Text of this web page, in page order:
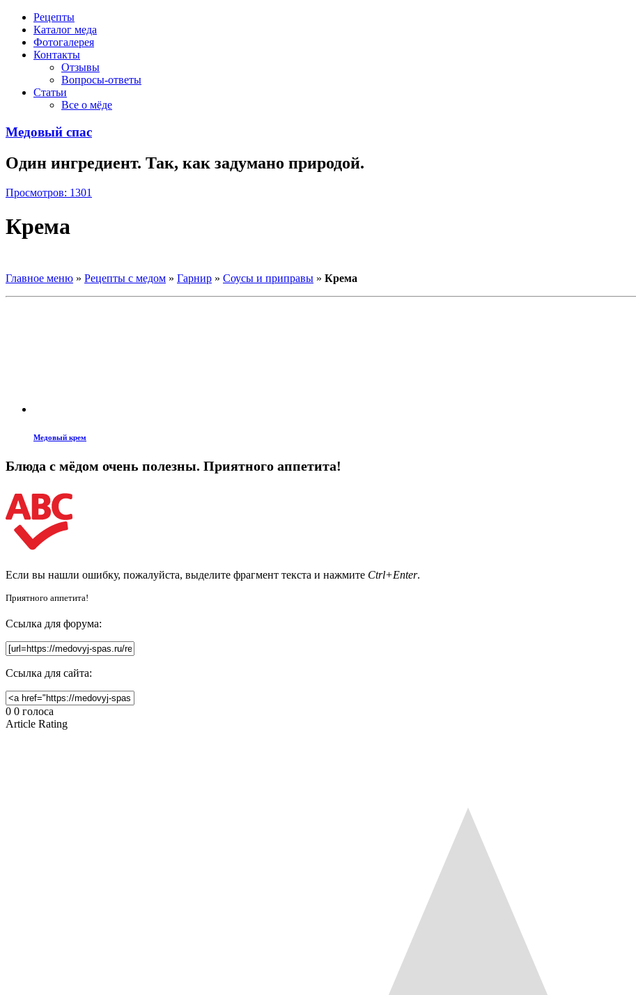
Рецепты
Каталог меда
Фотогалерея
Контакты
Отзывы
Вопросы-ответы
Статьи
Все о мёде
Медовый спас
Один ингредиент. Так, как задумано природой.
Просмотров: 1301
Крема
Главное меню » Рецепты с медом » Гарнир » Соусы и приправы » Крема
Медовый крем
Блюда с мёдом очень полезны. Приятного аппетита!
Если вы нашли ошибку, пожалуйста, выделите фрагмент текста и нажмите Ctrl+Enter.
Приятного аппетита!
Ссылка для форума:
Ссылка для сайта:
0 0 голоса
Article Rating